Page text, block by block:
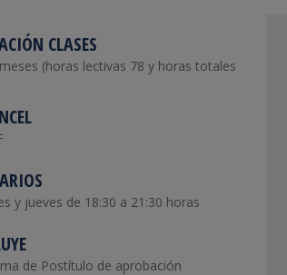
CLASES
(horas lectivas 78 y horas totales
y jueves de 18:30 a 21:30 horas
de Postítulo de aprobación